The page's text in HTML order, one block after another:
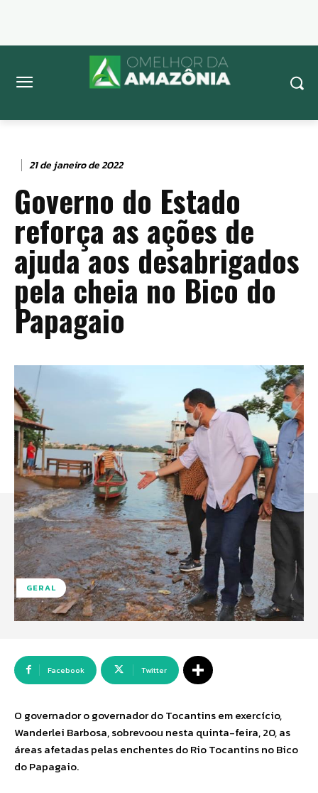
21 de janeiro de 2022
Governo do Estado
reforça as ações de
ajuda aos desabrigados
pela cheia no Bico do
Papagaio
GERAL
Facebook Twitter
O governador o governador do Tocantins em exercício,
Wanderlei Barbosa, sobrevoou nesta quinta-feira, 20, as
áreas afetadas pelas enchentes do Rio Tocantins no Bico
do Papagaio.